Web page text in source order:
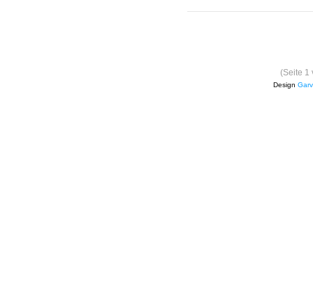
(Seite 1
Design